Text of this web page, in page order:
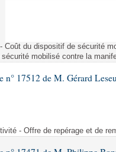
Coût du dispositif de sécurité
mobilisé contre la
n° 17512 de M. Gérard
- Offre de repérage et de